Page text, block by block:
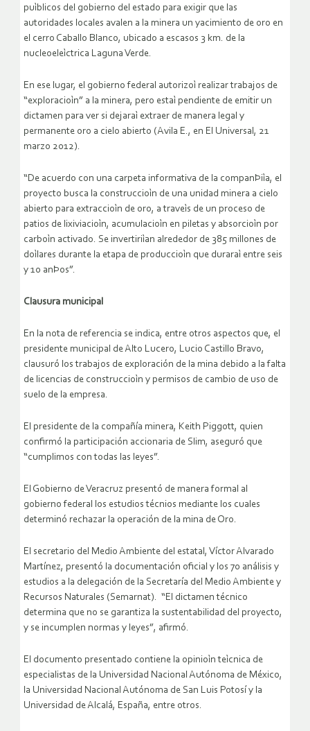
puìblicos del gobierno del estado para exigir que las
autoridades locales avalen a la minera un yacimiento de oro en
el cerro Caballo Blanco, ubicado a escasos 3 km. de la
nucleoeleìctrica Laguna Verde.
En ese lugar, el gobierno federal autorizoì realizar trabajos de
“exploracioìn” a la minera, pero estaì pendiente de emitir un
dictamen para ver si dejaraì extraer de manera legal y
permanente oro a cielo abierto (Avila E., en El Universal, 21
marzo 2012).
“De acuerdo con una carpeta informativa de la companÞiìa, el
proyecto busca la construccioìn de una unidad minera a cielo
abierto para extraccioìn de oro, a traveìs de un proceso de
patios de lixiviacioìn, acumulacioìn en piletas y absorcioìn por
carboìn activado. Se invertiriìan alrededor de 385 millones de
doìlares durante la etapa de produccioìn que duraraì entre seis
y 10 anÞos”.
Clausura municipal
En la nota de referencia se indica, entre otros aspectos que, el
presidente municipal de Alto Lucero, Lucio Castillo Bravo,
clausuró los trabajos de exploración de la mina debido a la falta
de licencias de construccioìn y permisos de cambio de uso de
suelo de la empresa.
El presidente de la compañía minera, Keith Piggott, quien
confirmó la participación accionaria de Slim, aseguró que
“cumplimos con todas las leyes”.
El Gobierno de Veracruz presentó de manera formal al
gobierno federal los estudios técnios mediante los cuales
determinó rechazar la operación de la mina de Oro.
El secretario del Medio Ambiente del estatal, Víctor Alvarado
Martínez, presentó la documentación oficial y los 70 análisis y
estudios a la delegación de la Secretaría del Medio Ambiente y
Recursos Naturales (Semarnat). “El dictamen técnico
determina que no se garantiza la sustentabilidad del proyecto,
y se incumplen normas y leyes”, afirmó.
El documento presentado contiene la opinioìn teìcnica de
especialistas de la Universidad Nacional Autónoma de México,
la Universidad Nacional Autónoma de San Luis Potosí y la
Universidad de Alcalá, España, entre otros.